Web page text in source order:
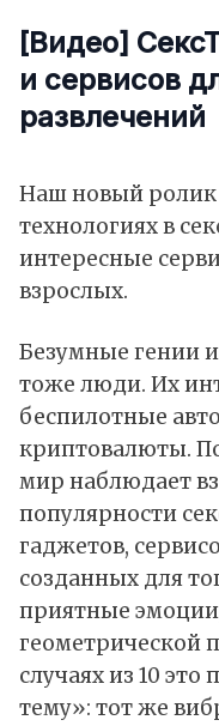
[Видео]
и сервисов
развлечений
Наш новый ролик
технологиях в
интересные
взрослых.
Безумные гении
тоже люди. Их
беспилотные
криптовалюты.
мир наблюдает
популярности
гаджетов,
созданных для
приятные
геометрической
случаях из 10
тему»: тот же